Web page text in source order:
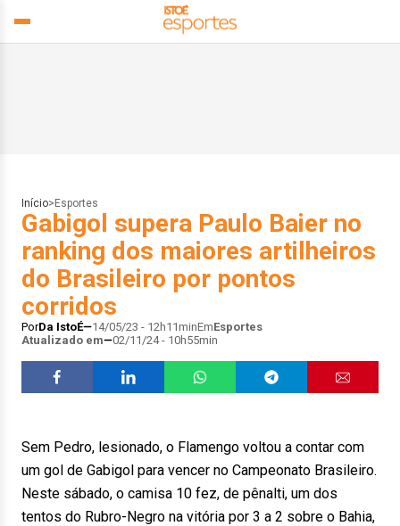
Início> Esportes
Gabigol supera Paulo Baier no
ranking dos maiores artilheiros
do Brasileiro por pontos
corridos
PorDa IstoÉ 14/05/23 - 12h11minEmEsportes
Atualizado em
02/11/24 - 10h55min
Sem Pedro, lesionado, o Flamengo voltou a contar com
um gol de Gabigol para vencer no Campeonato Brasileiro.
Neste sábado, o camisa 10 fez, de pênalti, um dos
tentos do Rubro-Negro na vitória por 3 a 2 sobre o Bahia,